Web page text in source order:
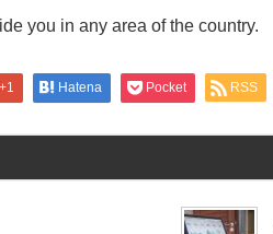
you in any area of the country.
+1 Hatena Pocket RSS